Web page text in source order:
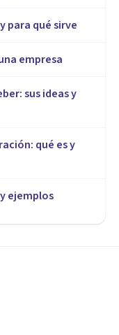
para qué sirve
empresa
sus ideas y
qué es y
ejemplos
trabajo: